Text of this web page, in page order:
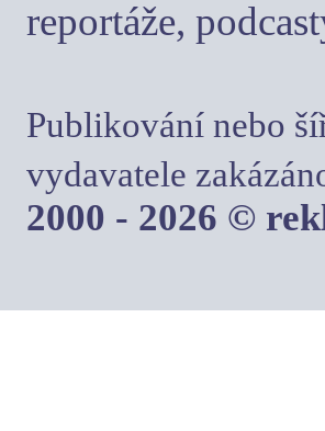
reportáže,
Publikování nebo
vydavatele
2000 - 2026 ©